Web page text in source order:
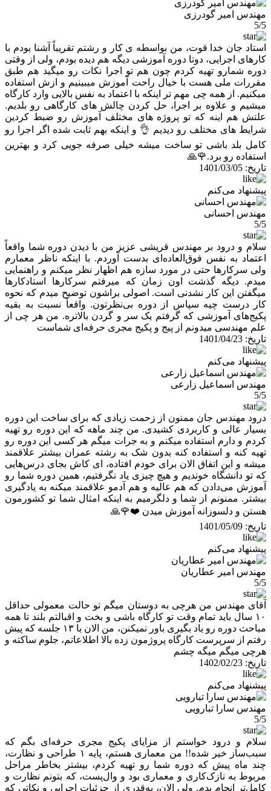
مهندس امیر گودرزی
5/5
استاد جان خدا قوت، من بواسطه ی کار و رشتم تقریباً آشنا بودم با
کارهای اجرایی، دوتا دوره آموزشی دیگه هم دیده بودم، ولی از وقتی
دوره شمارو تهیه کردم چون هم تو اجرا نکات رو میگید هم طبق
مقررات ملی هست با خیال راحت آموزش میبینیم و ازش استفاده
میکنیم. از همه چی مهم تر اینکه با اعتماد به نفس بالایی وارد کارگاه
میشیم و علاوه بر اجرا، حل کردن چالش های کارگاهی رو بلدیم.
علتش هم اینه که تو پروژه های مختلف آموزش رو ضبط کردین
شرایط های مختلف رو دیدیم 👌 و اینکه بهم ثابت شده اگر اجرا رو
کامل بلد باشی تو ساخت میشه خیلی صرفه جویی کرد و بهترین
استفاده رو برد.🌹🙏
تاریخ: 1401/03/05
پیشنهاد می‌کنم
مهندس احسانی
5/5
سلام و درود بر مهندس قریشی عزیز من با دیدن دوره شما واقعاً
اعتماد به نفس فوق‌العاده‌ای بدست آوردم. با اینکه ناظر معمارم
ولی سرکارها حتی در مورد سازه هم اظهار نظر میکنم و راهنمایی
میدم. دیگه گذشت اون زمان که میرفتم سرکارها استادکارها
میگفتن این کار نشدنی است. اصولی براشون توضیح میدم که نحوه
کار درست چیه سپاس از دوره بی‌نظرتون. واقعاً نسبت به بقیه
پکیج‌های آموزشی که گرفتم یک سر و گردن بالاتره. من هر چی از
علم مهندسی میدونم از پیج و پکیج مجری حرفه‌ای شماست
تاریخ: 1401/04/23
پیشنهاد می‌کنم
مهندس اسماعیل زارعی
5/5
درود مهندس جان ممنون از زحمت زیادی که برای ساخت این دوره
بسیار عالی و کاربردی کشیدی. من چند ماهه که این دوره رو تهیه
کردم و دارم استفاده میکنم و به جرات میگم هر کسی این دوره رو
تهیه کنه و استفاده کنه بدون شک به رشته عمران بیشتر علاقمند
میشه و این اتفاق الان برای خودم افتاده، ای کاش بجای درس‌هایی
که تو دانشگاه خوندیم و هیچ چیزی یاد نگرفتیم، همین دوره شما رو
آموزش می‌دادن که هم عالیه و هم آدمو علاقمند میکنه به یادگیری
بیشتر. ممنونم از شما و دلگرمیم به اینکه امثال شما تو کشورمون
هستن و دلسوزانه آموزش میدن ❤️🌹🙏
تاریخ: 1401/05/09
پیشنهاد می‌کنم
مهندس امیر عطاریان
5/5
آقای مهندس من هرچی به دوستان میگم تو حالت معمولی حداقل
۱۰ سال باید تمام وقت تو کارگاه باشی و بخت و اقبالتم بلند تا همه
مباحث دوره رو یاد بگیری باور نمیکنن، من الان با ۱۳ جلسه که پیش
رفتم از سرپرست کارگاه پروژمون زده بالا اطلاعاتم، جلوم ساکته و
هرچی میگم میگه چشم
تاریخ: 1402/02/23
پیشنهاد می‌کنم
مهندس سارا تبارویی
5/5
سلام و درود خواستم از مزایای پکیج مجری حرفه‌ای بگم که
سبب‌ساز خیر شده!! من معماری هستم، پایه ۱ طراحی و نظارت،
چند ماه پیش که دوره شما رو تهیه کردم، بیشتر بخاطر مراحل
مربوط به نازک‌کاری و معماری بود و وال‌پست، که بتونم نظارت و
کامل‌تر انجام بدم. ولی الان، به‌قدری از جزئیات اجرایی و نکاتی که